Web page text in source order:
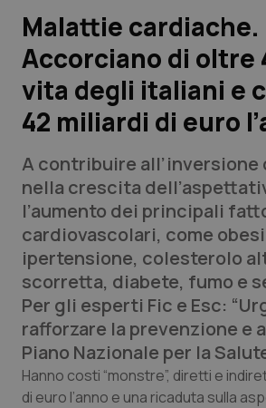
Lavoro e Professioni
Scienza e Farmaci
Studi e Analisi
Lettere al direttore
Edizioni Regionali
QS Pro
Professionisti Sanitari.AI
Abruzzo
Basilicata
QS Pro Gold
Artrite & artrosi
QS Club Newsletter
Malattie cardiache.
Accorciano di oltre
vita degli italiani e
42 miliardi di euro
A contribuire all’inversione
nella crescita
l’aumento dei principali
cardiovascolari, come
ipertensione, colesterolo
scorretta, diabete, fumo e
Per gli esperti Fic e Esc:
rafforzare la prevenzione e
Piano Nazionale per la
Hanno costi “monstre”, diretti e
di euro l’anno e una ricaduta sulla